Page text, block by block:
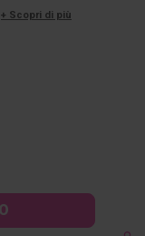
+ Scopri di più